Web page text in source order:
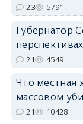
23 5791
Губернатор
21 4549
Что местная
массовом
21 10428